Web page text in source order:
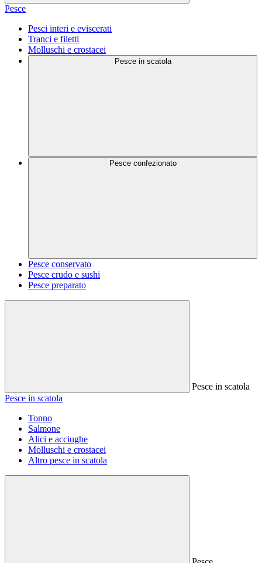
Pesce
Pesci interi e eviscerati
Tranci e filetti
Molluschi e crostacei
Pesce in scatola
Pesce confezionato
Pesce conservato
Pesce crudo e sushi
Pesce preparato
Pesce in scatola
Pesce in scatola
Tonno
Salmone
Alici e acciughe
Molluschi e crostacei
Altro pesce in scatola